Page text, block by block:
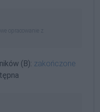
opracowanie z
(B): zakończone